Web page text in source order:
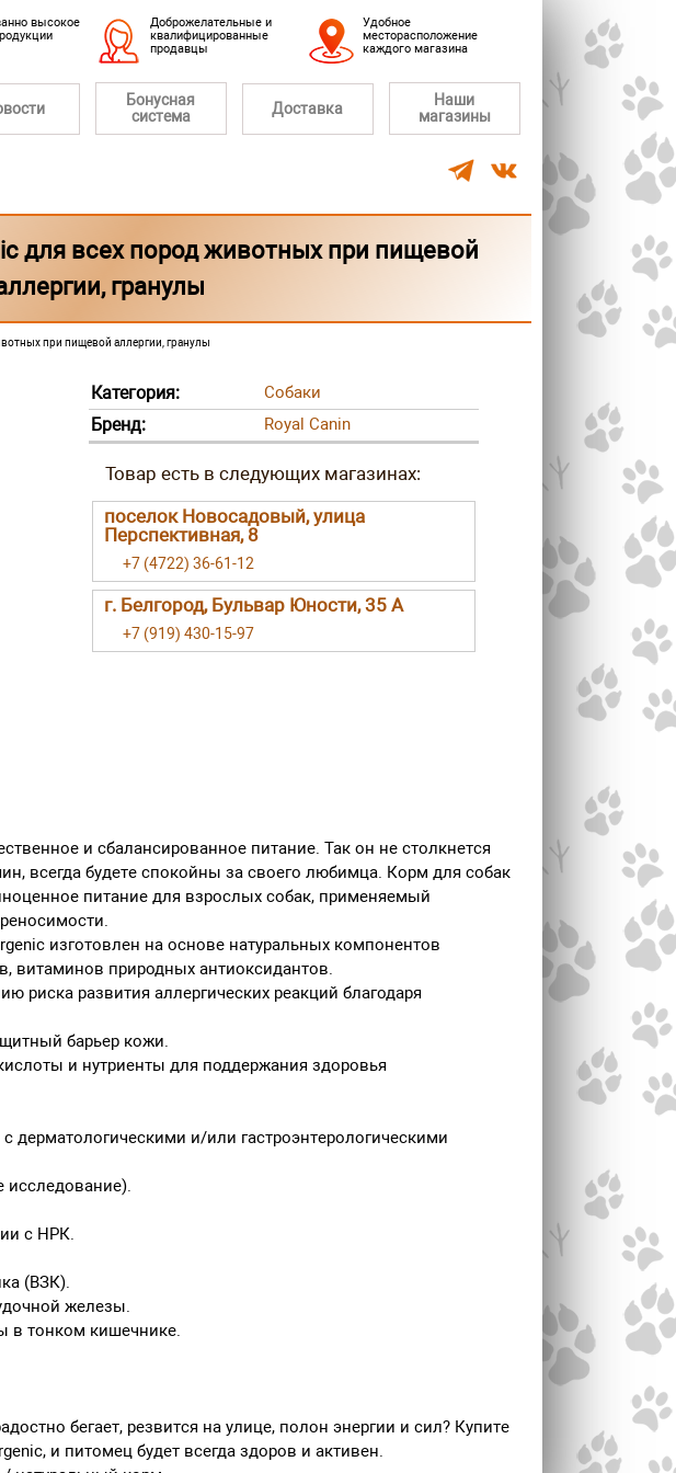
высокое
Доброжелательные и
квалифицированные
продавцы
Удобное
месторасположение
каждого магазина
Бонусная
система
Доставка
Наши
магазины
для всех пород животных при пищевой
гранулы
при пищевой аллергии, гранулы
Категория: Собаки
Бренд: Royal Canin
поселок Новосадовый, улица
Перспективная, 8
+7 (4722) 36-61-12
г. Белгород, Бульвар Юности, 35 А
+7 (919) 430-15-97
и сбалансированное питание. Так он не столкнется
всегда будете спокойны за своего любимца. Корм для собак
питание для взрослых собак, применяемый
изготовлен на основе натуральных компонентов
витаминов природных антиоксидантов.
риска развития аллергических реакций благодаря
барьер кожи.
и нутриенты для поддержания здоровья
и/или гастроэнтерологическими
исследование).
с НРК.
(ВЗК).
железы.
в тонком кишечнике.
бегает, резвится на улице, полон энергии и сил? Купите
и питомец будет всегда здоров и активен.